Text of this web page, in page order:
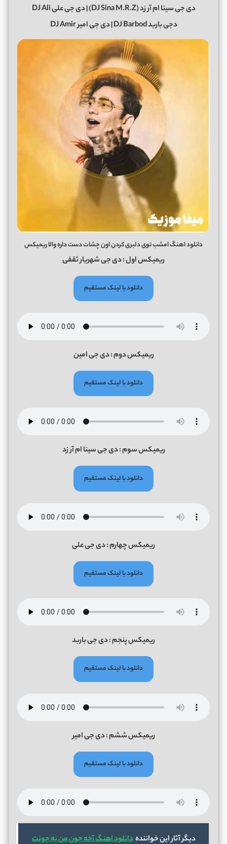
دی جی سینا ام آر زد (DJ Sina M.R.Z) | دی جی علی DJ Ali
دجی باربد DJ Barbod | دی جی امیر DJ Amir
دانلود اهنگ امشب توی دلبری کردن اون چشات دست داره والا ریمیکس
ریمیکس اول : دی جی شهریار ثقفی
دانلود با لینک مستقیم
ریمیکس دوم : دی جی امین
دانلود با لینک مستقیم
ریمیکس سوم : دی جی سینا ام آر زد
دانلود با لینک مستقیم
ریمیکس چهارم : دی جی علی
دانلود با لینک مستقیم
ریمیکس پنجم : دی جی باربد
دانلود با لینک مستقیم
ریمیکس ششم : دی جی امیر
دانلود با لینک مستقیم
دیگر آثار این خوانندهدانلود اهنگ آخه جون من به جونت